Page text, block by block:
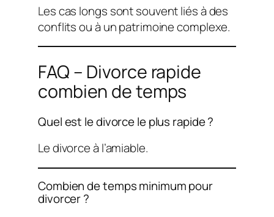
Les cas longs sont souvent liés à des
conflits ou à un patrimoine complexe.
FAQ – Divorce rapide
combien de temps
Quel est le divorce le plus rapide ?
Le divorce à l’amiable.
Combien de temps minimum pour
divorcer ?